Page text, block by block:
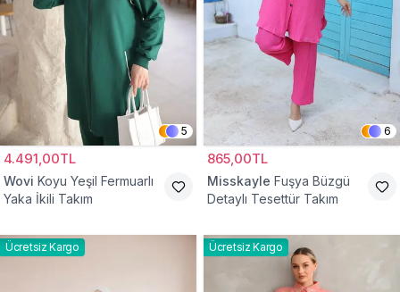
5
4.491,00TL
Wovi Koyu Yeşil Fermuarlı
Yaka İkili Takım
6
865,00TL
Misskayle Fuşya Büzgü
Detaylı Tesettür Takım
Ücretsiz Kargo Ücretsiz Kargo